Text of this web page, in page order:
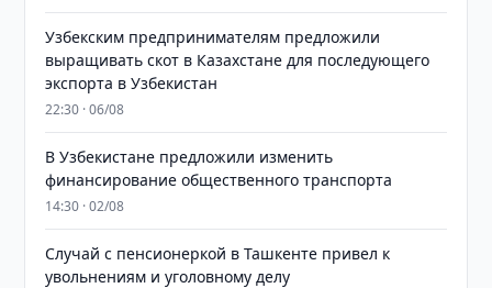
Узбекским предпринимателям предложили
выращивать скот в Казахстане для последующего
экспорта в Узбекистан
22:30 · 06/08
В Узбекистане предложили изменить
финансирование общественного транспорта
14:30 · 02/08
Случай с пенсионеркой в Ташкенте привел к
увольнениям и уголовному делу